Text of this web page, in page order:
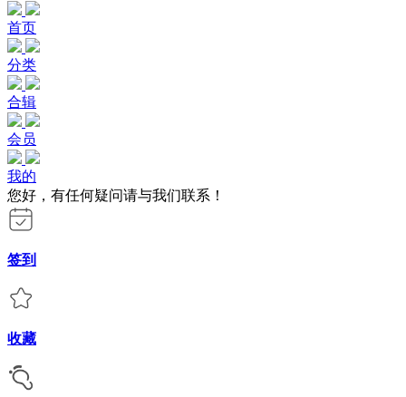
首页
分类
合辑
会员
我的
您好，有任何疑问请与我们联系！
签到
收藏